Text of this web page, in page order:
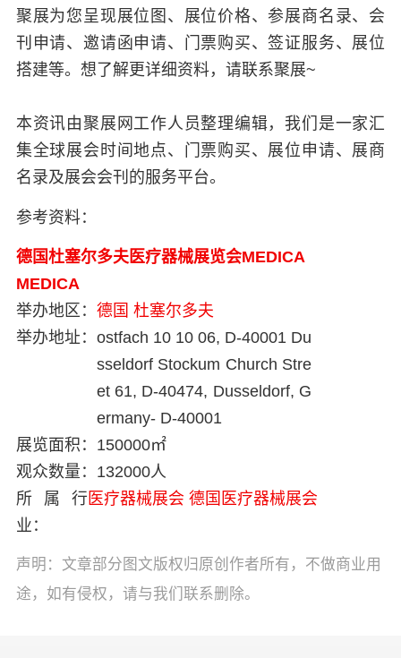
聚展为您呈现展位图、展位价格、参展商名录、会
刊申请、邀请函申请、门票购买、签证服务、展位
搭建等。想了解更详细资料，请联系聚展~
本资讯由聚展网工作人员整理编辑，我们是一家汇
集全球展会时间地点、门票购买、展位申请、展商
名录及展会会刊的服务平台。
参考资料：
德国杜塞尔多夫医疗器械展览会MEDICA
MEDICA
举办地区： 德国 杜塞尔多夫
举办地址： ostfach 10 10 06, D-40001 Du
sseldorf Stockum Church Stre
et 61, D-40474, Dusseldorf, G
ermany- D-40001
展览面积： 150000㎡
观众数量： 132000人
所属行
业：
医疗器械展会 德国医疗器械展会
声明：文章部分图文版权归原创作者所有，不做商业用
途，如有侵权，请与我们联系删除。